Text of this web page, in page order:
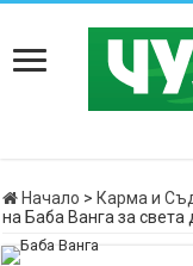
Начало > Карма и
на Баба Ванга за света